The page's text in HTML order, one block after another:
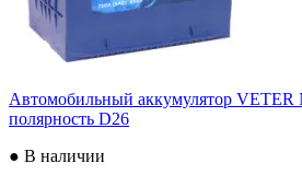
Автомобильный аккумулятор VETER
полярность D26
● В наличии